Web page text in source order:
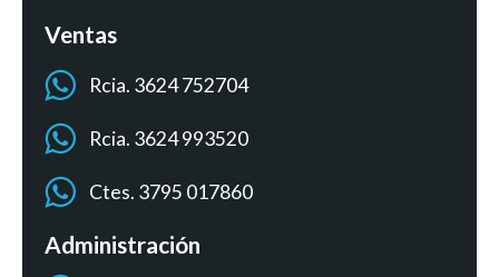
Ventas
Rcia. 3624 752704
Rcia. 3624 993520
Ctes. 3795 017860
Administración